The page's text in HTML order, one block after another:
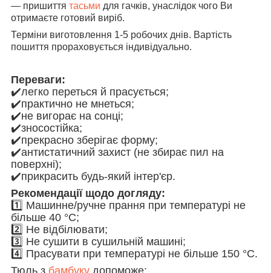
— пришиття тасьми для гачків, унаслідок чого Ви
отримаєте готовий виріб.
Терміни виготовлення 1-5 робочих днів. Вартість
пошиття прораховується індивідуально.
Переваги:
✔️легко переться й прасується;
✔️практично не мнеться;
✔️не вигорає на сонці;
✔️зносостійка;
✔️прекрасно зберігає форму;
✔️антистатичний захист (не збирає пил на
поверхні);
✔️прикрасить будь-який інтер'єр.
Рекомендації щодо догляду:
1️⃣ Машинне/ручне прання при температурі не
більше 40 °C;
2️⃣ Не відбілювати;
3️⃣ Не сушити в сушильній машині;
4️⃣ Прасувати при температурі не більше 150 °C.